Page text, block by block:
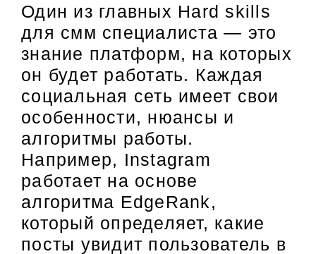
Один из главных Hard skills
для смм специалиста — это
знание платформ, на которых
он будет работать. Каждая
социальная сеть имеет свои
особенности, нюансы и
алгоритмы работы.
Например, Instagram
работает на основе
алгоритма EdgeRank,
который определяет, какие
посты увидит пользователь в